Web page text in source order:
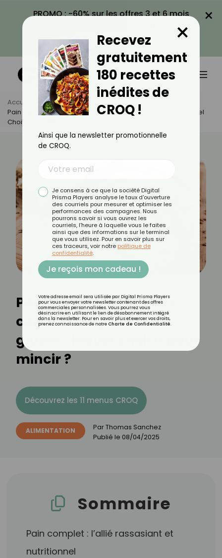
PROMO : -60% sur les offres 3 et 6 mois
VOIR LA PROMO
×
Accueil Actus
Alimentation
Pain Complet, Pain Aux Céréales Ou Pain Sans Gluten : Lequel
Choisir Pour Mincir ?
Pain complet, pain aux
céréales ou pain sans
gluten : lequel choisir pour
mincir ?
Découvrez les 11 menus CROQ
ALIMENTATION ParThomas Sanchez
Publié le 08/04/2025
Sommaire
Pain complet : l’allié rassasiant et
nutritionnel
Recevez
gratuitement
180 recettes
inédites de
CROQ !
×
Ainsi que la newsletter promotionnelle
de CROQ.
Je consens à ce que la société Digital
Prisma Players analyse le taux d'ouverture
des courriels pour mesurer et optimiser les
performances des campagnes. Nous
pourrons savoir si vous ouvrez les
courriels, l'heure à laquelle vous le faites
ainsi que des informations sur le terminal
que vous utilisez. Pour en savoir plus sur
ces traceurs, voir notre politique de
confidentialité.
Je reçois mon cadeau !
Votre adresse email sera utilisée par Digital Prisma Players
pour vous envoyer votre newsletter contenant des offres
commerciales personnalisées. Vous pourrez vous
désinscrire en utilisant le lien de désabonnement intégré
dans la newsletter. Pour en savoir plus et exercer vos droits,
prenez connaissance de notre Charte de Confidentialité.